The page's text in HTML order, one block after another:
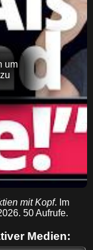
um
mit Kopf. Im
50 Aufrufe.
Medien: